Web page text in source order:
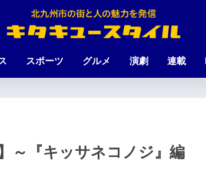
スポーツ グルメ 演劇 連載
～『キッサネコノジ』編